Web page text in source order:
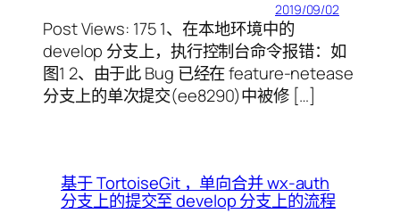
2019/09/02
Post Views: 175 1、在本地环境中的
develop 分支上，执行控制台命令报错：如
图1 2、由于此 Bug 已经在 feature-netease
分支上的单次提交(ee8290)中被修 […]
基于 TortoiseGit ，单向合并 wx-auth
分支上的提交至 develop 分支上的流程